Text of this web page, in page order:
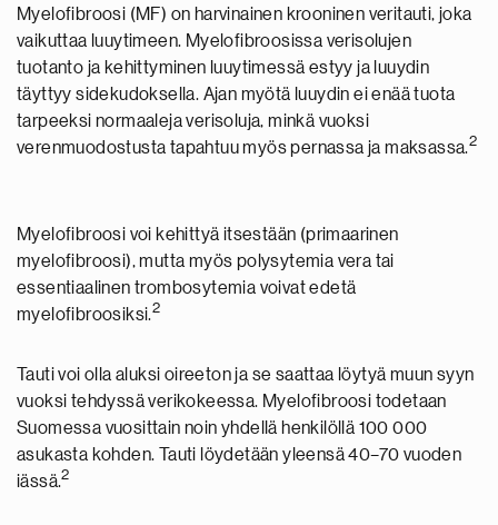
Myelofibroosi (MF) on harvinainen krooninen veritauti, joka
vaikuttaa luuytimeen. Myelofibroosissa verisolujen
tuotanto ja kehittyminen luuytimessä estyy ja luuydin
täyttyy sidekudoksella. Ajan myötä luuydin ei enää tuota
tarpeeksi normaaleja verisoluja, minkä vuoksi
verenmuodostusta tapahtuu myös pernassa ja maksassa.2
Myelofibroosi voi kehittyä itsestään (primaarinen
myelofibroosi), mutta myös polysytemia vera tai
essentiaalinen trombosytemia voivat edetä
myelofibroosiksi.2
Tauti voi olla aluksi oireeton ja se saattaa löytyä muun syyn
vuoksi tehdyssä verikokeessa. Myelofibroosi todetaan
Suomessa vuosittain noin yhdellä henkilöllä 100 000
asukasta kohden. Tauti löydetään yleensä 40–70 vuoden
iässä.2